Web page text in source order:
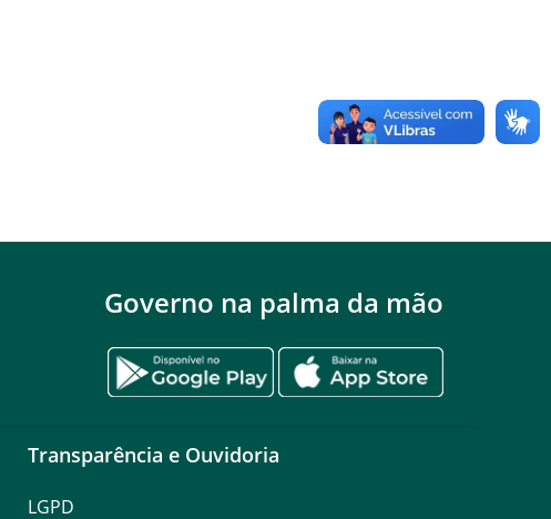
Governo na palma da mão
Transparência e Ouvidoria
LGPD